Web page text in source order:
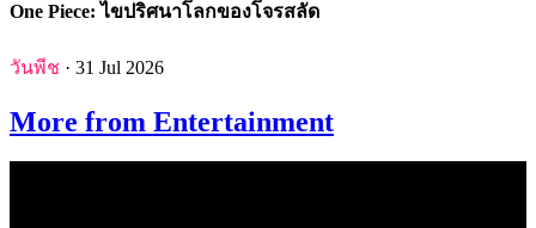
One Piece: ไขปริศนาโลกของโจรสลัด
วันพีช · 31 Jul 2026
More from Entertainment